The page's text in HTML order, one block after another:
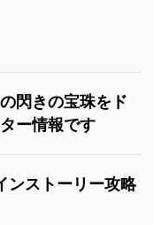
閃きの宝珠をド
ー情報です
ンストーリー攻略